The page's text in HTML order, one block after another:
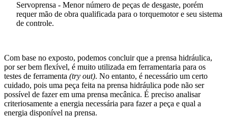
Servoprensa - Menor número de peças de desgaste, porém
requer mão de obra qualificada para o torquemotor e seu sistema
de controle.
Com base no exposto, podemos concluir que a prensa hidráulica,
por ser bem flexível, é muito utilizada em ferramentaria para os
testes de ferramenta (try out). No entanto, é necessário um certo
cuidado, pois uma peça feita na prensa hidráulica pode não ser
possível de fazer em uma prensa mecânica. É preciso analisar
criteriosamente a energia necessária para fazer a peça e qual a
energia disponível na prensa.